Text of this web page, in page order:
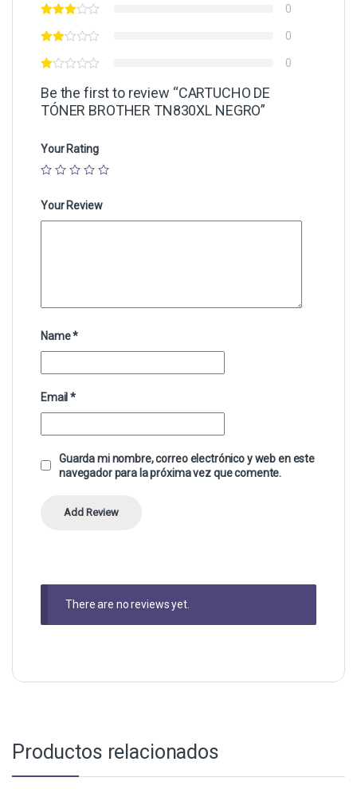
0
0
0
Be the first to review “CARTUCHO DE
TÓNER BROTHER TN830XL NEGRO”
Your Rating
Your Review
Name*
Email*
Guarda mi nombre, correo electrónico y web en este
navegador para la próxima vez que comente.
There are no reviews yet.
Productos relacionados